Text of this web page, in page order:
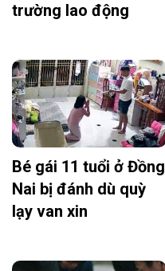
trường lao động
Bé gái 11 tuổi ở Đồng
Nai bị đánh dù quỳ
lạy van xin